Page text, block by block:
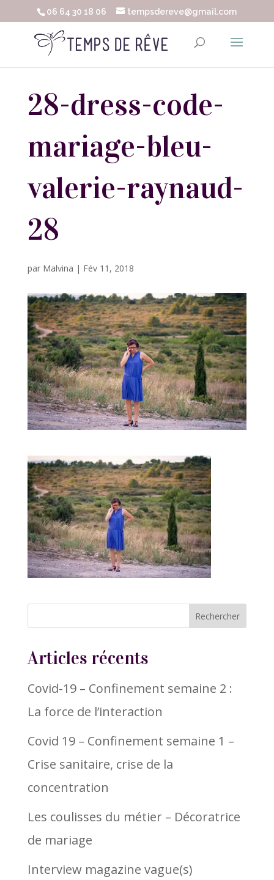
06 64 30 18 06 tempsdereve@gmail.com
28-dress-code-
mariage-bleu-
valerie-raynaud-
28
par Malvina | Fév 11, 2018
Articles récents
Covid-19 – Confinement semaine 2 :
La force de l’interaction
Covid 19 – Confinement semaine 1 –
Crise sanitaire, crise de la
concentration
Les coulisses du métier – Décoratrice
de mariage
Interview magazine vague(s)